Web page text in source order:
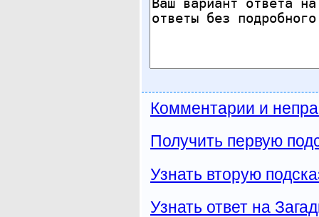
Комментарии и
Получить первую
Узнать вторую
Узнать ответ на